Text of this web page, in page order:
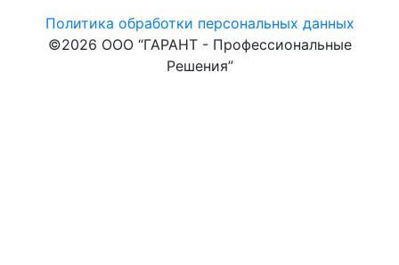
Политика обработки персональных данных
©2026 ООО “ГАРАНТ - Профессиональные
Решения”